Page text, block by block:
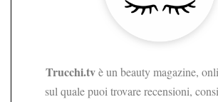
Trucchi.tvè un beauty magazine,
sul quale puoi trovare recensioni,